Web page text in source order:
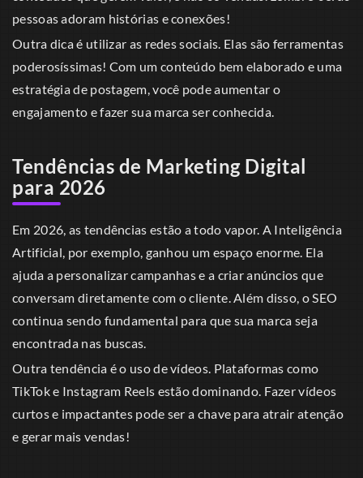
pessoas adoram histórias e conexões!
Outra dica é utilizar as redes sociais. Elas são ferramentas
poderosíssimas! Com um conteúdo bem elaborado e uma
estratégia de postagem, você pode aumentar o
engajamento e fazer sua marca ser conhecida.
Tendências de Marketing Digital
para 2026
Em 2026, as tendências estão a todo vapor. A Inteligência
Artificial, por exemplo, ganhou um espaço enorme. Ela
ajuda a personalizar campanhas e a criar anúncios que
conversam diretamente com o cliente. Além disso, o SEO
continua sendo fundamental para que sua marca seja
encontrada nas buscas.
Outra tendência é o uso de vídeos. Plataformas como
TikTok e Instagram Reels estão dominando. Fazer vídeos
curtos e impactantes pode ser a chave para atrair atenção
e gerar mais vendas!